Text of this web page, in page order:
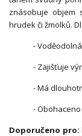
znásobuje objem
hrudek či žmolků.
- Voděodolná
- Zajišťuje
- Má
-
Doporučeno pro: